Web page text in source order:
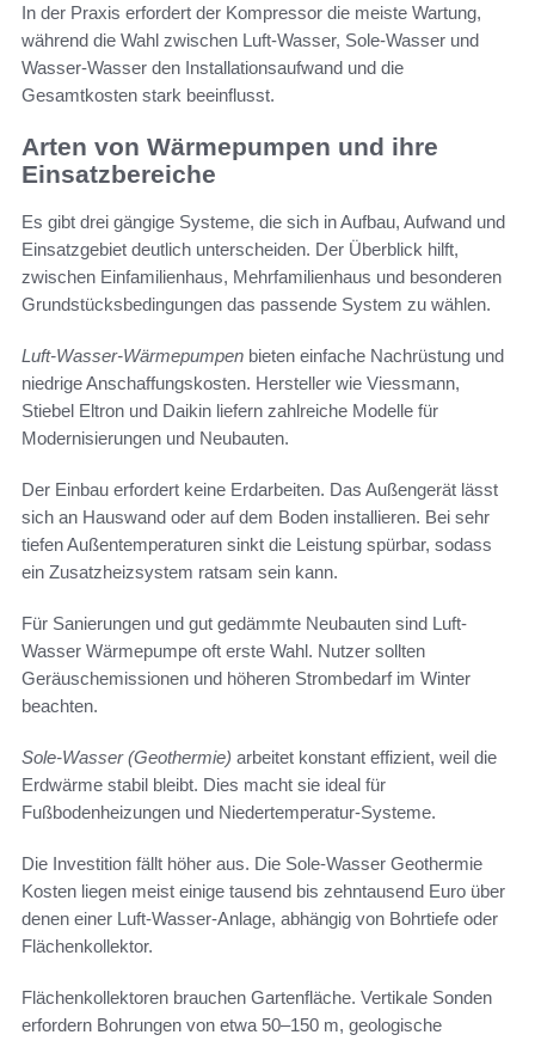
In der Praxis erfordert der Kompressor die meiste Wartung,
während die Wahl zwischen Luft-Wasser, Sole-Wasser und
Wasser-Wasser den Installationsaufwand und die
Gesamtkosten stark beeinflusst.
Arten von Wärmepumpen und ihre
Einsatzbereiche
Es gibt drei gängige Systeme, die sich in Aufbau, Aufwand und
Einsatzgebiet deutlich unterscheiden. Der Überblick hilft,
zwischen Einfamilienhaus, Mehrfamilienhaus und besonderen
Grundstücksbedingungen das passende System zu wählen.
Luft-Wasser-Wärmepumpen bieten einfache Nachrüstung und
niedrige Anschaffungskosten. Hersteller wie Viessmann,
Stiebel Eltron und Daikin liefern zahlreiche Modelle für
Modernisierungen und Neubauten.
Der Einbau erfordert keine Erdarbeiten. Das Außengerät lässt
sich an Hauswand oder auf dem Boden installieren. Bei sehr
tiefen Außentemperaturen sinkt die Leistung spürbar, sodass
ein Zusatzheizsystem ratsam sein kann.
Für Sanierungen und gut gedämmte Neubauten sind Luft-
Wasser Wärmepumpe oft erste Wahl. Nutzer sollten
Geräuschemissionen und höheren Strombedarf im Winter
beachten.
Sole-Wasser (Geothermie) arbeitet konstant effizient, weil die
Erdwärme stabil bleibt. Dies macht sie ideal für
Fußbodenheizungen und Niedertemperatur-Systeme.
Die Investition fällt höher aus. Die Sole-Wasser Geothermie
Kosten liegen meist einige tausend bis zehntausend Euro über
denen einer Luft-Wasser-Anlage, abhängig von Bohrtiefe oder
Flächenkollektor.
Flächenkollektoren brauchen Gartenfläche. Vertikale Sonden
erfordern Bohrungen von etwa 50–150 m, geologische